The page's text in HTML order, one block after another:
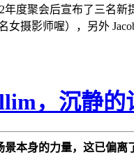
度聚会后宣布了三名新
女摄影师喔），另外
，沉静的
本身的力量，这已偏